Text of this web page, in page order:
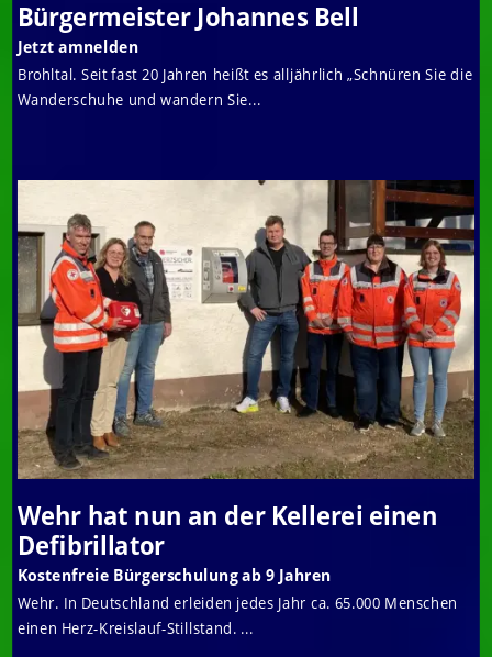
Bürgermeister Johannes Bell
Jetzt amnelden
Brohltal. Seit fast 20 Jahren heißt es alljährlich „Schnüren Sie die
Wanderschuhe und wandern Sie...
Wehr hat nun an der Kellerei einen
Defibrillator
Kostenfreie Bürgerschulung ab 9 Jahren
Wehr. In Deutschland erleiden jedes Jahr ca. 65.000 Menschen
einen Herz-Kreislauf-Stillstand. ...